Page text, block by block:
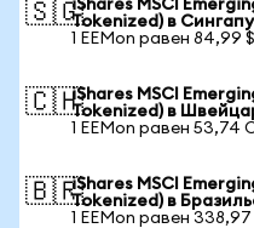
🇸🇬iShares MSCI
Tokenized) в
1 EEMon равен 84,99 $
🇨🇭iShares MSCI
Tokenized) в
1 EEMon равен 53,74
🇧🇷iShares MSCI
Tokenized) в
1 EEMon равен 338,97